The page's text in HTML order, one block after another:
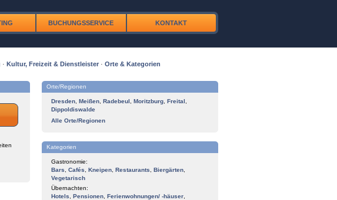
BUCHUNGSSERVICE KONTAKT
· Kultur, Freizeit & Dienstleister · Orte & Kategorien
Orte/Regionen
Dresden Meißen Radebeul Moritzburg Freital
Dippoldiswalde
Alle Orte/Regionen
Kategorien
Gastronomie:
Bars
Cafés Kneipen Restaurants Biergärten
Vegetarisch
Übernachten:
Hotels
Pensionen Ferienwohnungen/ -häuser